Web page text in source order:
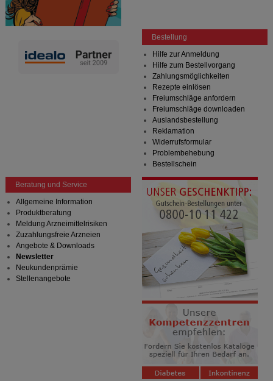
Informationen über die Art und Weise der Nutzung
unserer Website sammeln, mit deren Hilfe wir unsere
Website weiter für Sie optimieren können, den Inhalt
auf unserer Website aber auch die Werbung auf
Drittseiten möglichst relevant für Sie zu gestalten.
Bitte beachten Sie, dass Daten hierfür teilweise an
Dritte wie z.B. Google oder soziale Medien
Bestellung
Hilfe zur Anmeldung
Hilfe zum Bestellvorgang
Zahlungsmöglichkeiten
Rezepte einlösen
Freiumschläge anfordern
Freiumschläge downloaden
Auslandsbestellung
Reklamation
Widerrufsformular
Problembehebung
Bestellschein
Beratung und Service
Allgemeine Information
Produktberatung
Meldung Arzneimittelrisiken
Zuzahlungsfreie Arzneien
Angebote & Downloads
Newsletter
Neukundenprämie
Stellenangebote